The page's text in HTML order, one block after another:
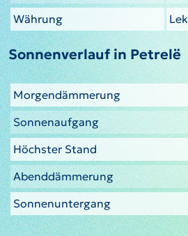
Währung
Lek
Sonnenverlauf in Petrelë
Morgendämmerung
Sonnenaufgang
Höchster Stand
Abenddämmerung
Sonnenuntergang